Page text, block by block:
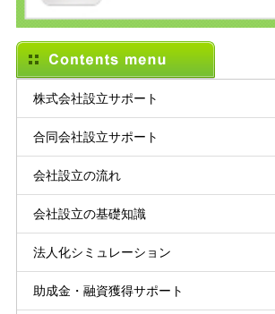
株式会社設立サポート
合同会社設立サポート
会社設立の流れ
会社設立の基礎知識
法人化シミュレーション
助成金・融資獲得サポート